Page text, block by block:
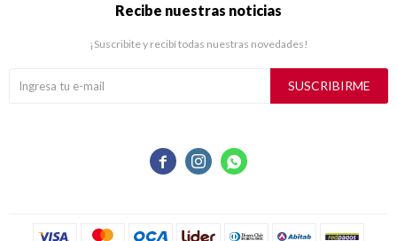
  
Recibe nuestras noticias
¡Suscribite y recibí todas nuestras novedades!
SUSCRIBIRME